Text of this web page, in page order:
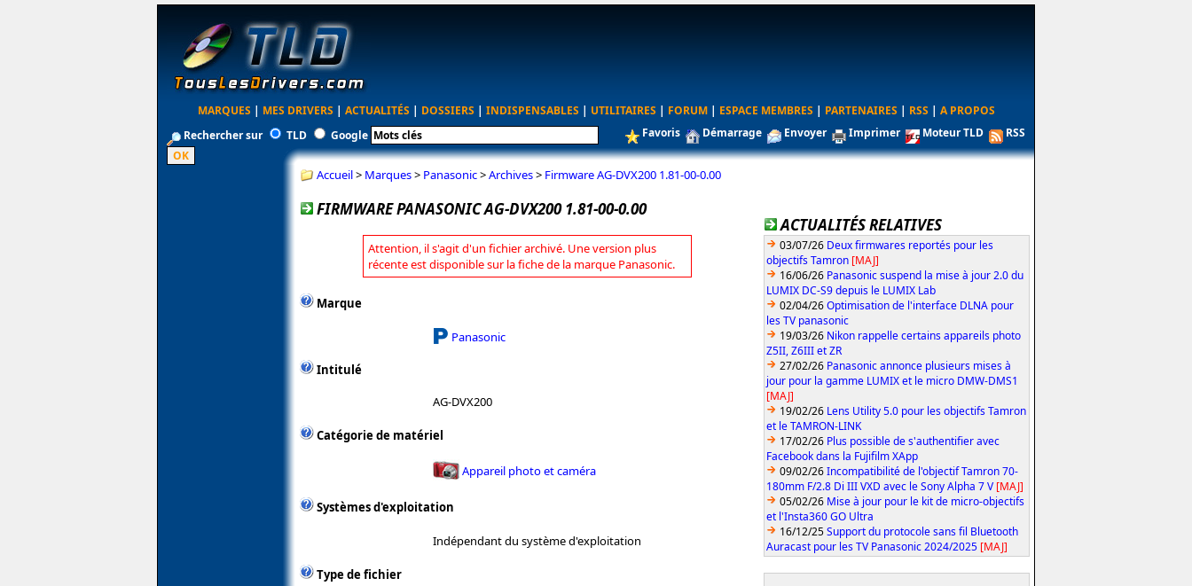
MARQUES | MES DRIVERS | ACTUALITÉS | DOSSIERS | INDISPENSABLES | UTILITAIRES | FORUM | ESPACE MEMBRES | PARTENAIRES | RSS | A PROPOS
Rechercher sur
TLD Google Favoris Démarrage Envoyer Imprimer Moteur TLD RSS
Accueil> Marques> Panasonic>Archives> Firmware AG-DVX200 1.81-00-0.00
FIRMWARE PANASONIC AG-DVX200 1.81-00-0.00
Attention, il s'agit d'un fichier archivé. Une version plus
récente est disponible sur la fiche de la marque Panasonic.
Marque
Panasonic
Intitulé
AG-DVX200
Catégorie de matériel
Appareil photo et caméra
Systèmes d'exploitation
Indépendant du système d'exploitation
Type de fichier
ACTUALITÉS RELATIVES
03/07/26 Deux firmwares reportés pour les
objectifs Tamron [MAJ]
16/06/26 Panasonic suspend la mise à jour 2.0 du
LUMIX DC-S9 depuis le LUMIX Lab
02/04/26Optimisation de l'interface DLNA pour
les TV panasonic
19/03/26 Nikon rappelle certains appareils photo
Z5II, Z6III et ZR
27/02/26 Panasonic annonce plusieurs mises à
jour pour la gamme LUMIX et le micro DMW-DMS1
[MAJ]
19/02/26 Lens Utility 5.0 pour les objectifs Tamron
et le TAMRON-LINK
17/02/26 Plus possible de s'authentifier avec
Facebook dans la Fujifilm XApp
09/02/26Incompatibilité de l'objectif Tamron 70-
180mm F/2.8 Di III VXD avec le Sony Alpha 7 V [MAJ]
05/02/26 Mise à jour pour le kit de micro-objectifs
et l'Insta360 GO Ultra
16/12/25Support du protocole sans fil Bluetooth
Auracast pour les TV Panasonic 2024/2025 [MAJ]